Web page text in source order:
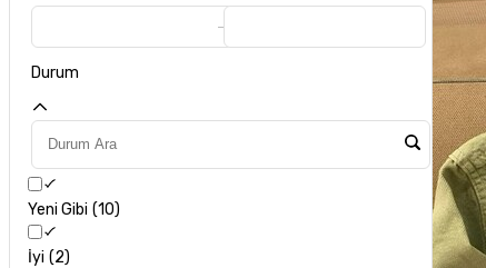
Durum
Yeni Gibi 10
İyi 2